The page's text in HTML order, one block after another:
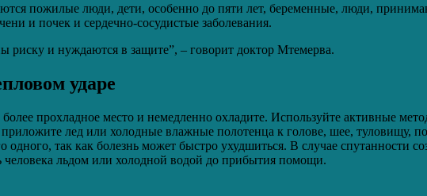
пожилые люди, дети, особенно до пяти лет, беременные, люди,
и почек и сердечно-сосудистые заболевания.
и нуждаются в защите”, – говорит доктор Мтемерва.
ударе
прохладное место и немедленно охладите. Используйте активные
лед или холодные влажные полотенца к голове, шее, туловищу,
одного, так как болезнь может быстро ухудшиться. В случае спутанности
льдом или холодной водой до прибытия помощи.